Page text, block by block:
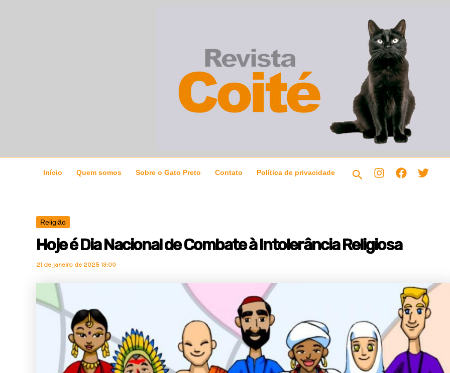
Início Quem somos Sobre o Gato Preto Contato Política de privacidade Pesquisar
Religião
Hoje é Dia Nacional de Combate à Intolerância Religiosa
21 de janeiro de 2025 13:00